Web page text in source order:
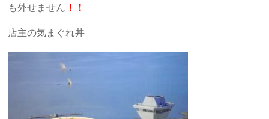
も外せません ！！
店主の気まぐれ丼